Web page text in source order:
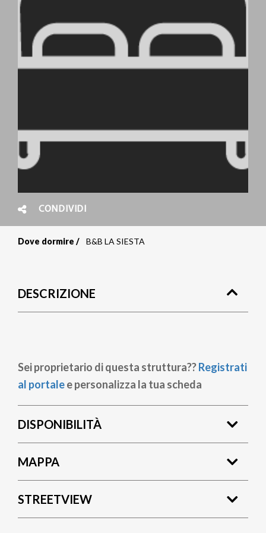
CONDIVIDI
pane
Dove dormire B&B LA SIESTA
DESCRIZIONE
Sei proprietario di questa struttura??Registrati
al portalee personalizza la tua scheda
DISPONIBILITÀ
MAPPA
STREETVIEW